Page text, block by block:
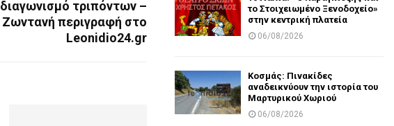
διαγωνισμό τριπόντων –
Ζωντανή περιγραφή στο
Leonidio24.gr
το Στοιχειωμένο Ξενοδοχείο»
στην κεντρική πλατεία
06/08/2026
Κοσμάς: Πινακίδες
αναδεικνύουν την ιστορία του
Μαρτυρικού Χωριού
06/08/2026